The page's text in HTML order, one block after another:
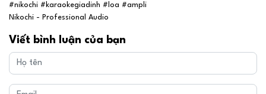
#nikochi #karaokegiadinh #loa #ampli
Nikochi - Professional Audio
Viết bình luận của bạn